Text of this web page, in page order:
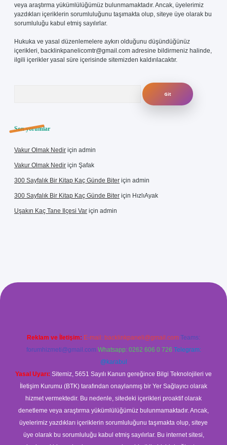
veya araştırma yükümlülüğümüz bulunmamaktadır. Ancak, üyelerimiz
yazdıkları içeriklerin sorumluluğunu taşımakta olup, siteye üye olarak bu
sorumluluğu kabul etmiş sayılırlar.
Hukuka ve yasal düzenlemelere aykırı olduğunu düşündüğünüz
içerikleri, backlinkpanelicomtr@gmail.com adresine bildirmeniz halinde,
ilgili içerikler yasal süre içerisinde sitemizden kaldırılacaktır.
Son yorumlar
Vakur Olmak Nedir için admin
Vakur Olmak Nedir için Şafak
300 Sayfalık Bir Kitap Kaç Günde Biter için admin
300 Sayfalık Bir Kitap Kaç Günde Biter için HızlıAyak
Uşakın Kaç Tane Ilçesi Var için admin
Reklam ve İletişim: E-mail: backlinkpaneli@gmail.com Teams:
forumhizmeti@gmail.com Whatsapp: 0262 606 0 726 Telegram:
@karabul
Yasal Uyarı: Sitemiz, 5651 Sayılı Kanun gereğince Bilgi Teknolojileri ve
İletişim Kurumu (BTK) tarafından onaylanmış bir Yer Sağlayıcı olarak
hizmet vermektedir. Bu nedenle, sitedeki içerikleri proaktif olarak
denetleme veya araştırma yükümlülüğümüz bulunmamaktadır. Ancak,
üyelerimiz yazdıkları içeriklerin sorumluluğunu taşımakta olup, siteye
üye olarak bu sorumluluğu kabul etmiş sayılırlar. Bu internet sitesi,